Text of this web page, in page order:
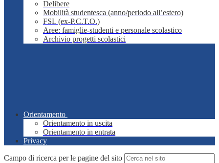
Delibere
Mobilità studentesca (anno/periodo all’estero)
FSL (ex-P.C.T.O.)
Aree: famiglie-studenti e personale scolastico
Archivio progetti scolastici
Orientamento
Orientamento in uscita
Orientamento in entrata
Privacy
Campo di ricerca per le pagine del sito